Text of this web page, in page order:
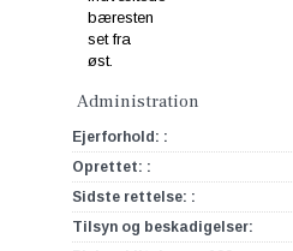
Administration
Ejerforhold: :
Oprettet: :
Sidste rettelse: :
Tilsyn og beskadigelser: